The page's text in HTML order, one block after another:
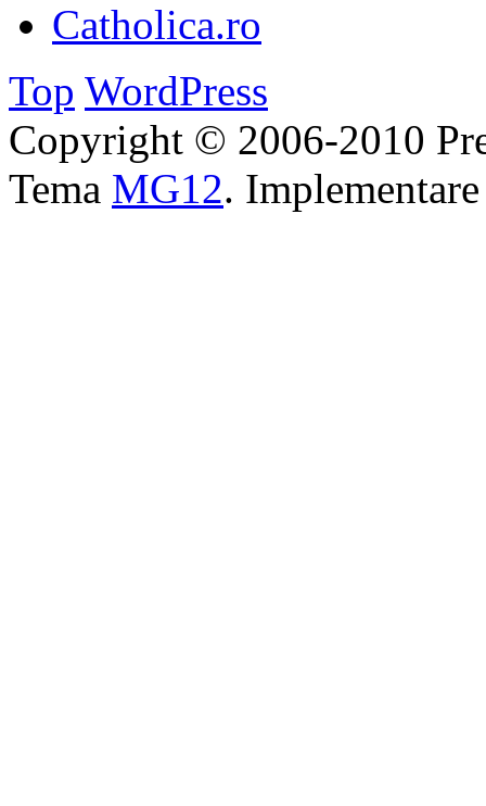
Catholica.ro
Top WordPress
Copyright © 2006-2010
Tema MG12.